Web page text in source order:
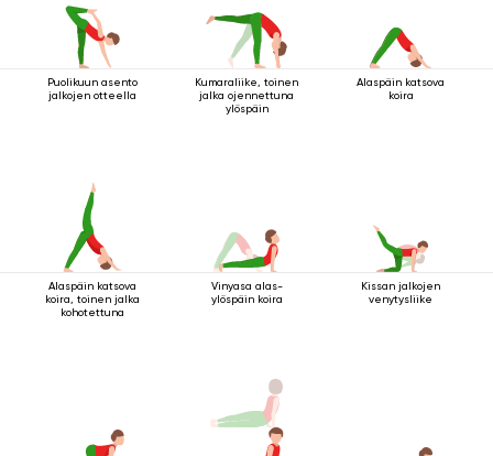
Puolikuun asento
jalkojen otteella
Kumaraliike, toinen
jalka ojennettuna
ylöspäin
Alaspäin katsova
koira
Alaspäin katsova
koira, toinen jalka
kohotettuna
Vinyasa alas-
ylöspäin koira
Kissan jalkojen
venytysliike